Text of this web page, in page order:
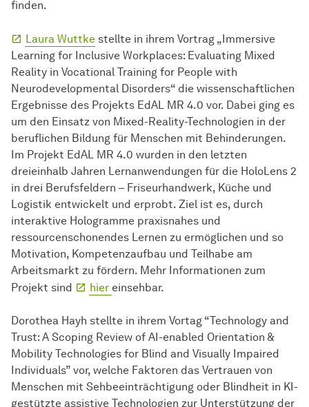
finden.
Laura Wuttke stellte in ihrem Vortrag „Immersive
Learning for Inclusive Workplaces: Evaluating Mixed
Reality in Vocational Training for People with
Neurodevelopmental Disorders“ die wissenschaftlichen
Ergebnisse des Projekts EdAL MR 4.0 vor. Dabei ging es
um den Einsatz von Mixed-Reality-Technologien in der
beruflichen Bildung für Menschen mit Behinderungen.
Im Projekt EdAL MR 4.0 wurden in den letzten
dreieinhalb Jahren Lernanwendungen für die HoloLens 2
in drei Berufsfeldern – Friseurhandwerk, Küche und
Logistik entwickelt und erprobt. Ziel ist es, durch
interaktive Hologramme praxisnahes und
ressourcenschonendes Lernen zu ermöglichen und so
Motivation, Kompetenzaufbau und Teilhabe am
Arbeitsmarkt zu fördern. Mehr Informationen zum
Projekt sind
hier einsehbar.
Dorothea Hayh stellte in ihrem Vortag “Technology and
Trust: A Scoping Review of AI-enabled Orientation &
Mobility Technologies for Blind and Visually Impaired
Individuals” vor, welche Faktoren das Vertrauen von
Menschen mit Sehbeeinträchtigung oder Blindheit in KI-
gestützte assistive Technologien zur Unterstützung der